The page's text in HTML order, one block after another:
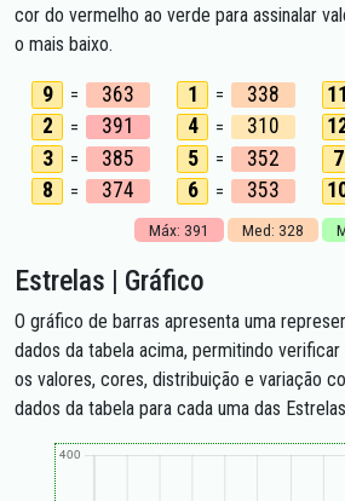
cor do vermelho ao verde para assinalar
o mais baixo.
9 = 363 1 = 338 11
2
= 391 4 = 310
3
= 385 5 = 352 7
8
= 374 6 = 353
Máx: 391 Med: 328
Estrelas | Gráfico
O gráfico de barras apresenta uma
dados da tabela acima, permitindo
os valores, cores, distribuição e variação
dados da tabela para cada uma das